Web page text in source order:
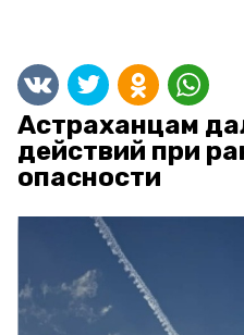
Астраханцам
действий при
опасности